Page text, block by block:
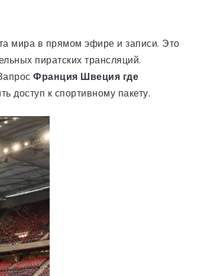
мира в прямом эфире и записи. Это
пиратских трансляций.
Франция Швеция где
доступ к спортивному пакету.